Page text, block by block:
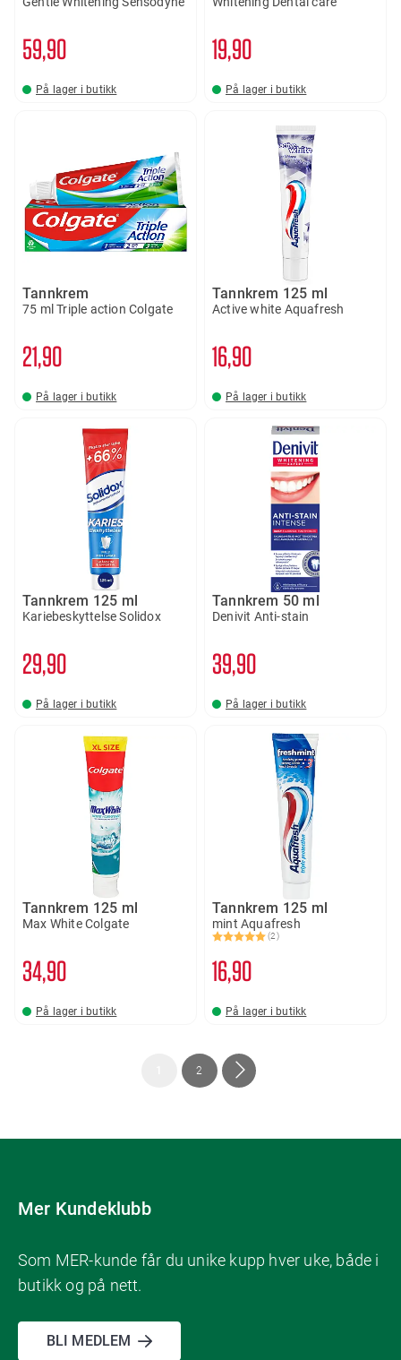
59 90
På lager i butikk
19 90
På lager i butikk
Tannkrem
75 ml Triple action Colgate
21 90
På lager i butikk
Tannkrem 125 ml
Active white Aquafresh
1690
På lager i butikk
Tannkrem 125 ml
Kariebeskyttelse Solidox
29 90
På lager i butikk
Tannkrem 50 ml
Denivit Anti-stain
39 90
På lager i butikk
Tannkrem 125 ml
Max White Colgate
3490
På lager i butikk
Tannkrem 125 ml
mint Aquafresh
Karakter:
(2)
5.0 av 5 mulige
1690
På lager i butikk
You're Side
2 Side
Neste
Mer Kundeklubb
Som MER-kunde får du unike kupp hver uke, både i
butikk og på nett.
BLI MEDLEM